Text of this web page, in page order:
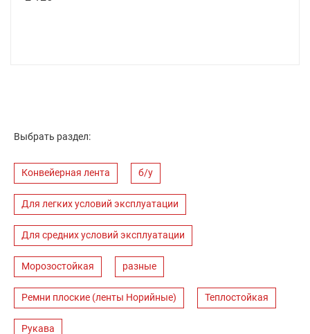
Выбрать раздел:
Конвейерная лента б/у
Для легких условий эксплуатации
Для средних условий эксплуатации
Морозостойкая разные
Ремни плоские (ленты Норийные) Теплостойкая
Рукава